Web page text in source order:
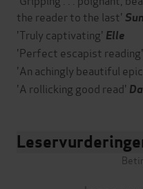
the reader to the last' Sun
'Truly captivating' Elle
'Perfect escapist reading'
'An achingly beautiful
'A rollicking good read'